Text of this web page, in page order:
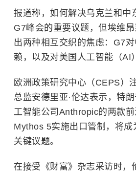
报道称，如何解决乌克兰和中
G7峰会的重要议题，但埃维
出两种相互交织的焦虑：G7
赖，以及对美国人工智能（AI
欧洲政策研究中心（CEPS）
总监安德里亚·伦达表示，特
工智能公司Anthropic的两款
Mythos 5实施出口管制，将成
关键议题。
在接受《财富》杂志采访时，